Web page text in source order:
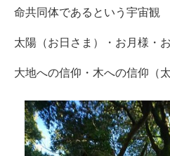
命共同体であるという宇宙観
太陽（お日さま）・お月様・
大地への信仰・木への信仰（